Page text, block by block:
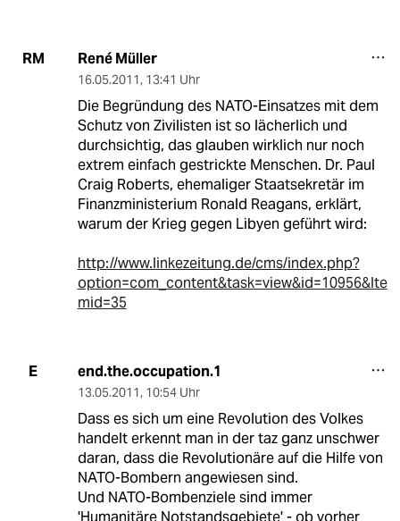
RM René Müller
16.05.2011, 13:41 Uhr
Die Begründung des NATO-Einsatzes mit dem
Schutz von Zivilisten ist so lächerlich und
durchsichtig, das glauben wirklich nur noch
extrem einfach gestrickte Menschen. Dr. Paul
Craig Roberts, ehemaliger Staatsekretär im
Finanzministerium Ronald Reagans, erklärt,
warum der Krieg gegen Libyen geführt wird:
http://www.linkezeitung.de/cms/index.php?
option=com_content&task=view&id=10956&Ite
mid=35
E end.the.occupation.1
13.05.2011, 10:54 Uhr
Dass es sich um eine Revolution des Volkes
handelt erkennt man in der taz ganz unschwer
daran, dass die Revolutionäre auf die Hilfe von
NATO-Bombern angewiesen sind.
Und NATO-Bombenziele sind immer
'Humanitäre Notstandsgebiete' - ob vorher